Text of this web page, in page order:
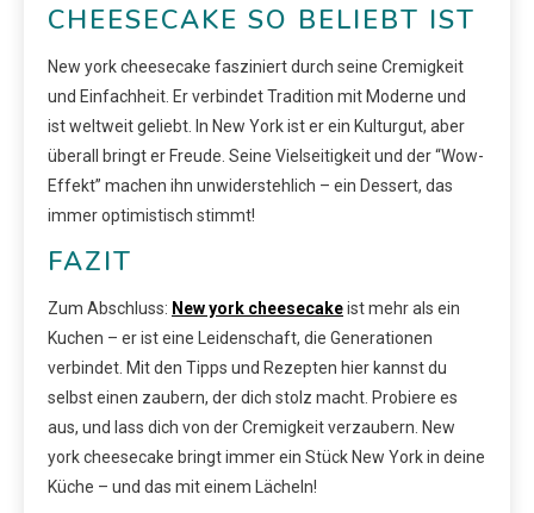
CHEESECAKE SO BELIEBT IST
New york cheesecake fasziniert durch seine Cremigkeit
und Einfachheit. Er verbindet Tradition mit Moderne und
ist weltweit geliebt. In New York ist er ein Kulturgut, aber
überall bringt er Freude. Seine Vielseitigkeit und der “Wow-
Effekt” machen ihn unwiderstehlich – ein Dessert, das
immer optimistisch stimmt!
FAZIT
Zum Abschluss: New york cheesecakeist mehr als ein
Kuchen – er ist eine Leidenschaft, die Generationen
verbindet. Mit den Tipps und Rezepten hier kannst du
selbst einen zaubern, der dich stolz macht. Probiere es
aus, und lass dich von der Cremigkeit verzaubern. New
york cheesecake bringt immer ein Stück New York in deine
Küche – und das mit einem Lächeln!